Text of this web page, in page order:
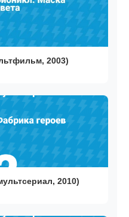
2003)
2010)